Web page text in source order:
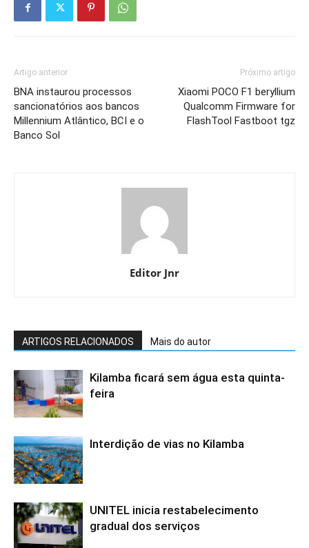
Artigo anterior
BNA instaurou processos
sancionatórios aos bancos
Millennium Atlântico, BCI e o
Banco Sol
Próximo artigo
Xiaomi POCO F1 beryllium
Qualcomm Firmware for
FlashTool Fastboot tgz
Editor Jnr
ARTIGOS RELACIONADOS Mais do autor
Kilamba ficará sem água esta quinta-
feira
Interdição de vias no Kilamba
UNITEL inicia restabelecimento
gradual dos serviços